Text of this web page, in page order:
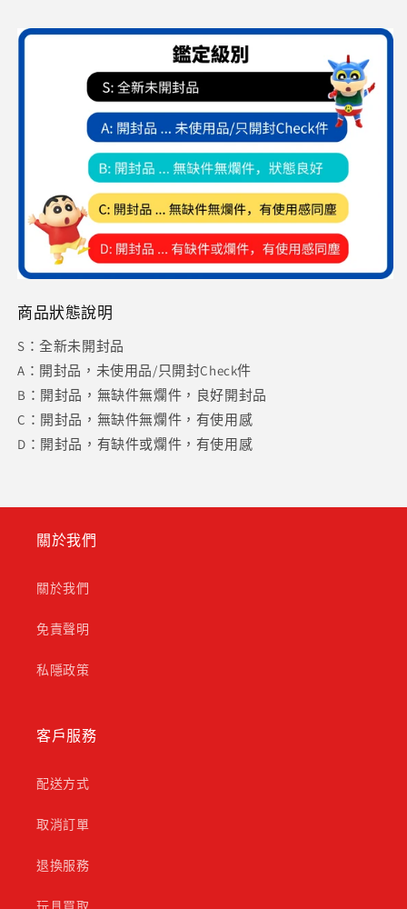
商品狀態說明
S：全新未開封品
A：開封品，未使用品/只開封Check件
B：開封品，無缺件無爛件，良好開封品
C：開封品，無缺件無爛件，有使用感
D：開封品，有缺件或爛件，有使用感
關於我們
關於我們
免責聲明
私隱政策
客戶服務
配送方式
取消訂單
退換服務